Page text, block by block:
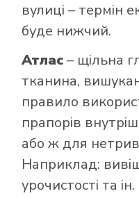
вулиці – термін
буде нижчий.
Атлас– щільна
тканина,
правило
прапорів
або ж для
Наприклад:
урочистості та ін.